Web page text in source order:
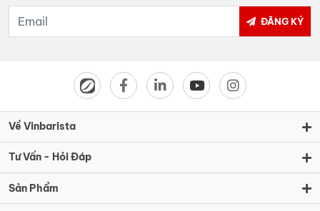
ĐĂNG KÝ
Về Vinbarista
Tư Vấn - Hỏi Đáp
Sản Phẩm